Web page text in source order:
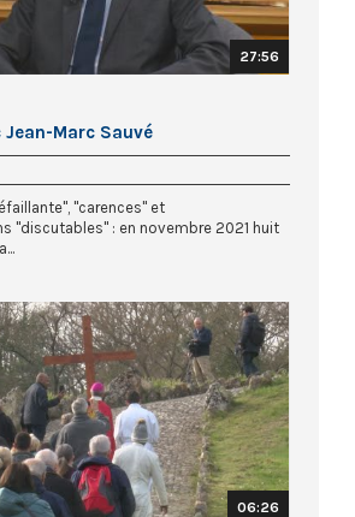
27:56
Jean-Marc Sauvé
"carences" et
"discutables" : en novembre 2021 huit
06:26